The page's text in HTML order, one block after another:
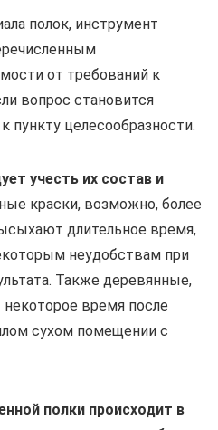
полок, инструмент
от требований к
вопрос становится
целесообразности.
учесть их состав и
краски, возможно, более
длительное время,
неудобствам при
Также деревянные,
время после
сухом помещении с
полки происходит в